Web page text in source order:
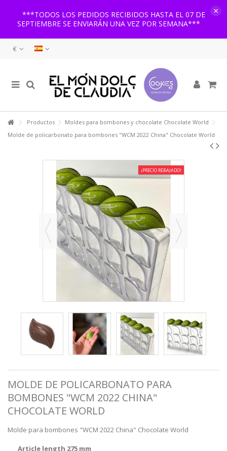
***TODOS LOS PEDIDOS RECIBIDOS HASTA EL 07 DE
SEPTIEMBRE SE ENVIARÁN UNA VEZ POR SEMANA***
×
€
Productos
Moldes para bombones y chocolate Chocolate World
Molde de policarbonato para bombones "WCM 2022 China" Chocolate World
¡PRECIO REBAJADO!
MOLDE DE POLICARBONATO PARA
BOMBONES "WCM 2022 CHINA"
CHOCOLATE WORLD
Molde para bombones "WCM 2022 China" Chocolate World
Article length 275 mm